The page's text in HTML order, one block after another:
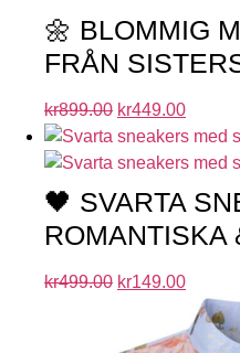
🌼 BLOMMIG
FRÅN
kr899.00 kr449.00
🖤 SVARTA
ROMANTISKA
kr499.00 kr149.00